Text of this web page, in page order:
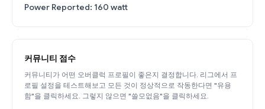
Power Reported: 160 watt
커뮤니티 점수
커뮤니티가 어떤 오버클럭 프로필이 좋은지 결정합니다. 리그에서 프
로필 설정을 테스트해보고 모든 것이 정상적으로 작동한다면 "유용
함"을 클릭하세요. 그렇지 않으면 "쓸모없음"을 클릭하세요.